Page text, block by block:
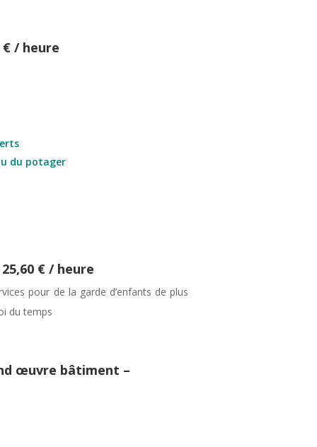
€ / heure
du potager
€ / heure
pour de la garde d’enfants de plus
du temps
œuvre bâtiment –